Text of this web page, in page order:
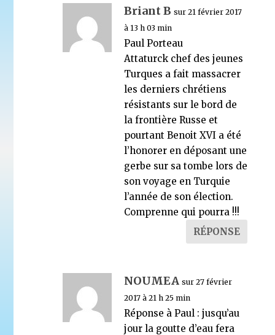
Briant B sur 21 février 2017
à 13 h 03 min
Paul Porteau
Attaturck chef des jeunes
Turques a fait massacrer
les derniers chrétiens
résistants sur le bord de
la frontière Russe et
pourtant Benoit XVI a été
l’honorer en déposant une
gerbe sur sa tombe lors de
son voyage en Turquie
l’année de son élection.
Comprenne qui pourra !!!
RÉPONSE
NOUMEA sur 27 février
2017 à 21 h 25 min
Réponse à Paul : jusqu’au
jour la goutte d’eau fera